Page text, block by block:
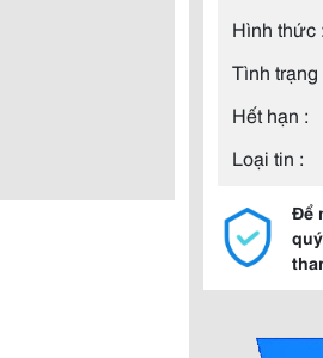
Hình thức :
Tình trạng
Hết hạn :
Loại tin :
Để